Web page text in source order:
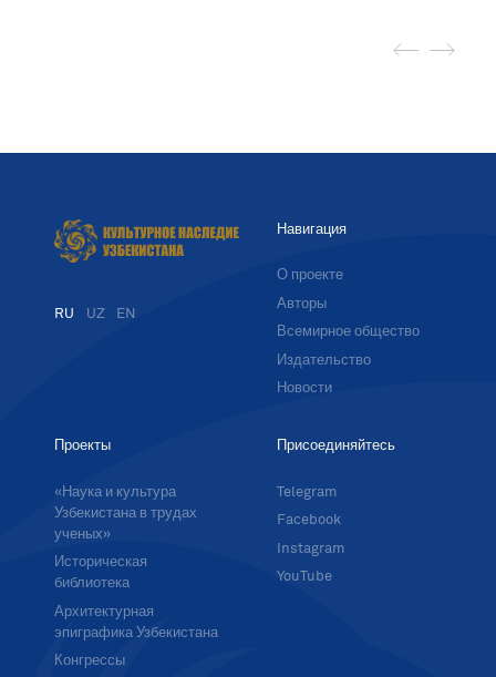
RU UZ EN
Навигация
О проекте
Авторы
Всемирное общество
Издательство
Новости
Проекты
«Наука и культура
Узбекистана в трудах
ученых»
Историческая
библиотека
Архитектурная
эпиграфика Узбекистана
Конгрессы
Присоединяйтесь
Telegram
Facebook
Instagram
YouTube